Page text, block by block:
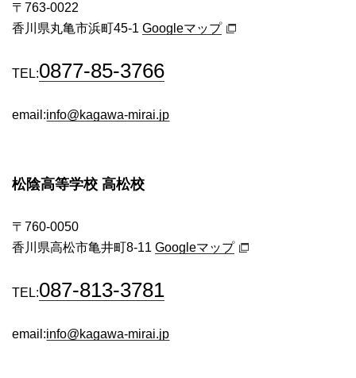
〒763-0022
香川県丸亀市浜町45-1 Googleマップ
TEL:0877-85-3766
email:info@kagawa-mirai.jp
松陰高等学校 高松校
〒760-0050
香川県高松市亀井町8-11 Googleマップ
TEL:087-813-3781
email:info@kagawa-mirai.jp